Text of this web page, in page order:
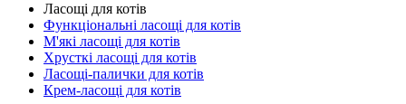
Ласощі для котів
Функціональні ласощі для котів
М'які ласощі для котів
Хрусткі ласощі для котів
Ласощі-палички для котів
Крем-ласощі для котів